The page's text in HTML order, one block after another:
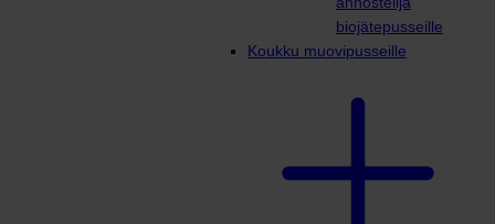
biojätepusseille
Koukku muovipusseille